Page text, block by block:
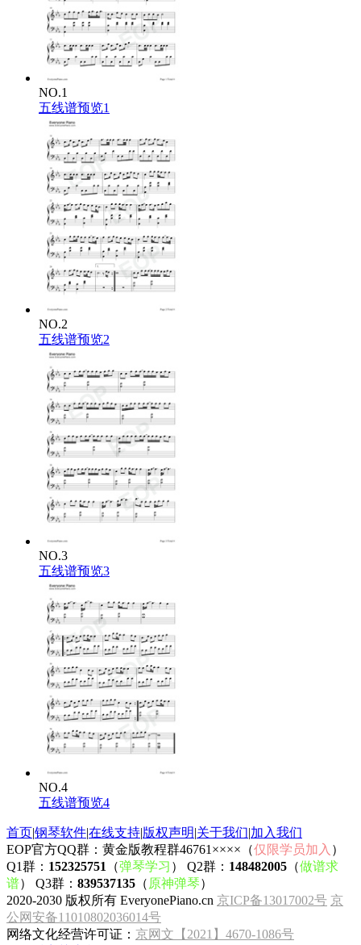
NO.1
五线谱预览1
NO.2
五线谱预览2
NO.3
五线谱预览3
NO.4
五线谱预览4
首页|钢琴软件|在线支持|版权声明|关于我们|加入我们
EOP官方QQ群：黄金版教程群46761××××（仅限学员加入 ）
Q1群： 152325751 （弹琴学习 ） Q2群： 148482005 （做谱求
谱） Q3群： 839537135 （ 原神弹琴）
2020-2030 版权所有 EveryonePiano.cn 京ICP备13017002号 京
公网安备11010802036014号
网络文化经营许可证： 京网文【2021】4670-1086号